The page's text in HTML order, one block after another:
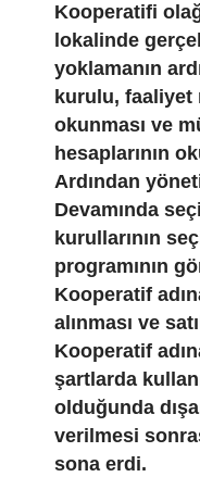
Kooperatifi
lokalinde
yoklamanın
kurulu, faaliyet
okunması ve
hesaplarının
Ardından
Devamında
kurullarının
programının
Kooperatif
alınması ve
Kooperatif
şartlarda
olduğunda
verilmesi
sona erdi.